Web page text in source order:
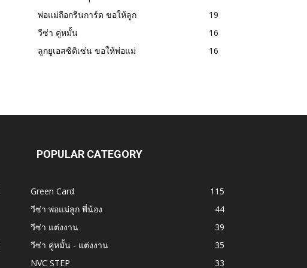
พ่อแม่ถือกรีนการ์ด ขอให้ลูก
19
วีซ่า คู่หมั้น
16
ลูกยูเอสซิติเซ่น ขอให้พ่อแม่
16
POPULAR CATEGORY
Green Card
115
วีซ่า พ่อแม่ลูก พี่น้อง
44
วีซ่า แต่งงาน
39
วีซ่า คู่หมั้น - แต่งงาน
35
NVC STEP
33